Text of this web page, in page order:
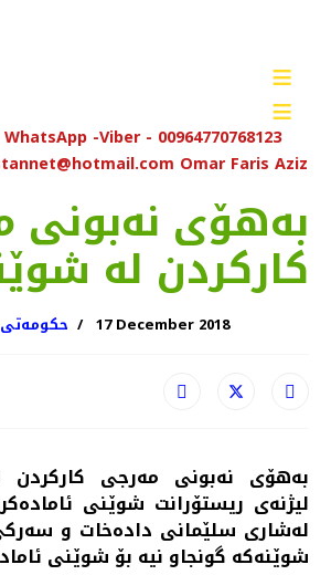
≡
≡
WhatsApp -Viber - 00964770768123
Omar Faris Aziz
به‌هۆی نه‌بونی
كاركردن له‌
17 December 2018
به‌هۆی نه‌بونی مه‌رجی كاركردن
لیژنه‌ی ریستۆرانت شوێنی
له‌شاری سلێمانی داده‌خات و
شوێنه‌كه‌ گونجاو نیه‌ بۆ شوێنی